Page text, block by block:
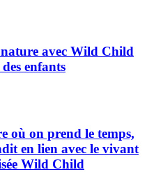
avec Wild Child
enfants
où on prend le temps,
en lien avec le vivant
Wild Child